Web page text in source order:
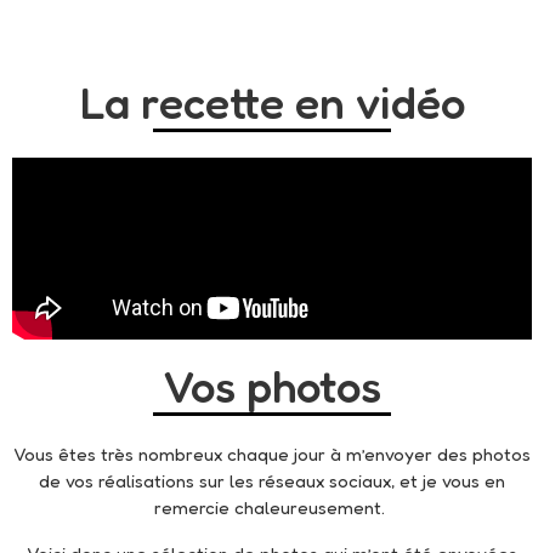
La recette en vidéo
Vos photos
Vous êtes très nombreux chaque jour à m’envoyer des photos
de vos réalisations sur les réseaux sociaux, et je vous en
remercie chaleureusement.